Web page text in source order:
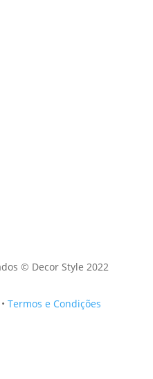
© Decor Style 2022
•Termos e Condições